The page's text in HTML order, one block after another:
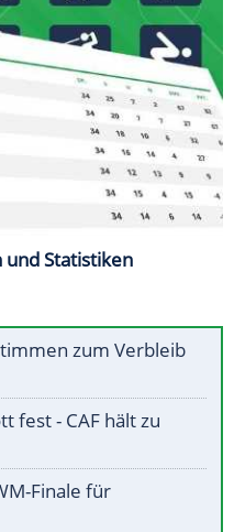
und Statistiken
zum Verbleib
fest - CAF hält zu
Finale für